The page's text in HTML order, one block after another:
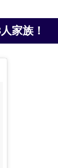
家族！